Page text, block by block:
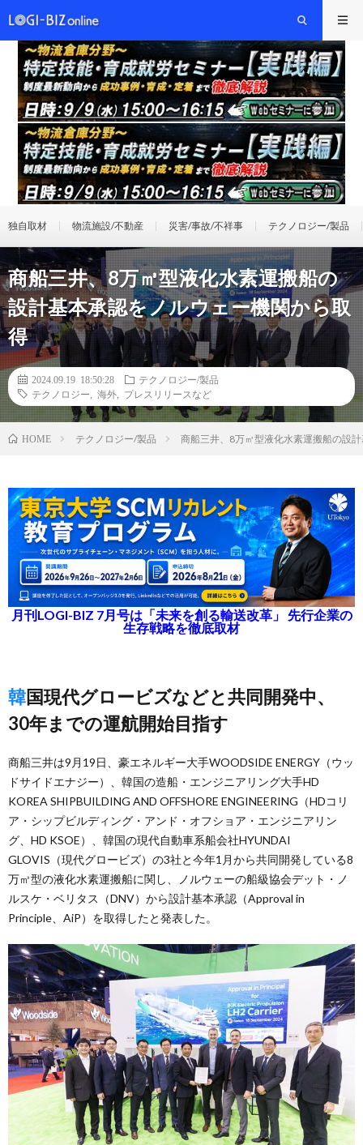
独自取材 物流施設/不動産 災害/事故/不祥事 テクノロジー/製品
商船三井、8万㎥型液化水素運搬船の
設計基本承認をノルウェー機関から取
得
2024.09.19 18:50:28
テクノロジー/製品
テクノロジー
海外 プレスリリースなど
HOME テクノロジー/製品 商船三井、8万㎥型液化水素運搬船の設
月刊LOGI-BIZ 7月号は「未来を創る輸送改革」 先行企業の
生存戦略を徹底取材
韓国現代グロービズなどと共同開発中、
30年までの運航開始目指す
商船三井は9月19日、豪エネルギー大手WOODSIDE ENERGY（ウッ
ドサイドエナジー）、韓国の造船・エンジニアリング大手HD
KOREA SHIPBUILDING AND OFFSHORE ENGINEERING（HDコリ
ア・シップビルディング・アンド・オフショア・エンジニアリン
グ、HD KSOE）、韓国の現代自動車系船会社HYUNDAI
GLOVIS（現代グロービズ）の3社と今年1月から共同開発している8
万㎥型の液化水素運搬船に関し、ノルウェーの船級協会デット・ノ
ルスケ・ベリタス（DNV）から設計基本承認（Approval in
Principle、AiP）を取得したと発表した。